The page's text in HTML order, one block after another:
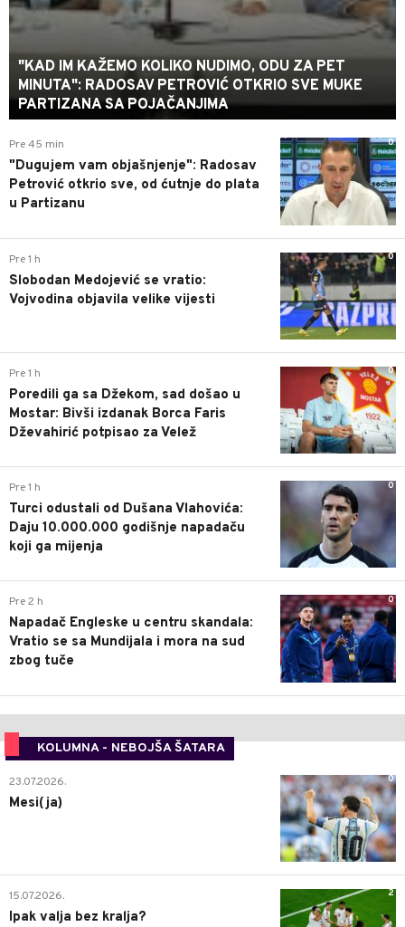
"KAD IM KAŽEMO KOLIKO NUDIMO, ODU ZA PET
MINUTA": RADOSAV PETROVIĆ OTKRIO SVE MUKE
PARTIZANA SA POJAČANJIMA
0
Pre 45 min
"Dugujem vam objašnjenje": Radosav
Petrović otkrio sve, od ćutnje do plata
u Partizanu
0
Pre 1 h
Slobodan Medojević se vratio:
Vojvodina objavila velike vijesti
0
Pre 1 h
Poredili ga sa Džekom, sad došao u
Mostar: Bivši izdanak Borca Faris
Dževahirić potpisao za Velež
0
Pre 1 h
Turci odustali od Dušana Vlahovića:
Daju 10.000.000 godišnje napadaču
koji ga mijenja
0
Pre 2 h
Napadač Engleske u centru skandala:
Vratio se sa Mundijala i mora na sud
zbog tuče
KOLUMNA - NEBOJŠA ŠATARA
0
23.07.2026.
Mesi(ja)
2
15.07.2026.
Ipak valja bez kralja?